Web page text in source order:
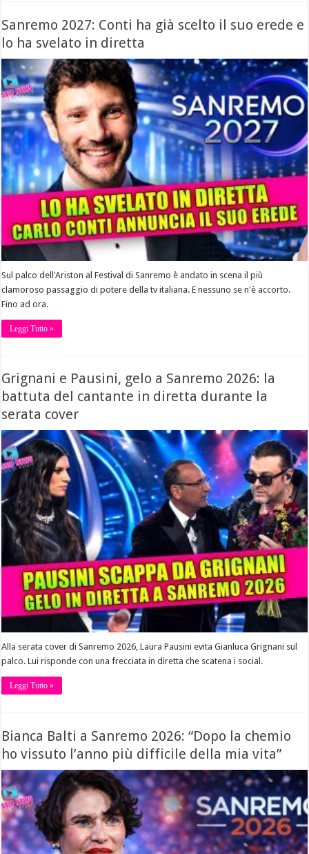
Sanremo 2027: Conti ha già scelto il suo erede e
lo ha svelato in diretta
Sul palco dell'Ariston al Festival di Sanremo è andato in scena il più
clamoroso passaggio di potere della tv italiana. E nessuno se n'è accorto.
Fino ad ora.
Leggi Tutto »
Grignani e Pausini, gelo a Sanremo 2026: la
battuta del cantante in diretta durante la
serata cover
Alla serata cover di Sanremo 2026, Laura Pausini evita Gianluca Grignani sul
palco. Lui risponde con una frecciata in diretta che scatena i social.
Leggi Tutto »
Bianca Balti a Sanremo 2026: “Dopo la chemio
ho vissuto l’anno più difficile della mia vita”